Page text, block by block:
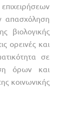
απασχόληση
βιολογικής
ορεινές και
σε
όρων και
κοινωνικής